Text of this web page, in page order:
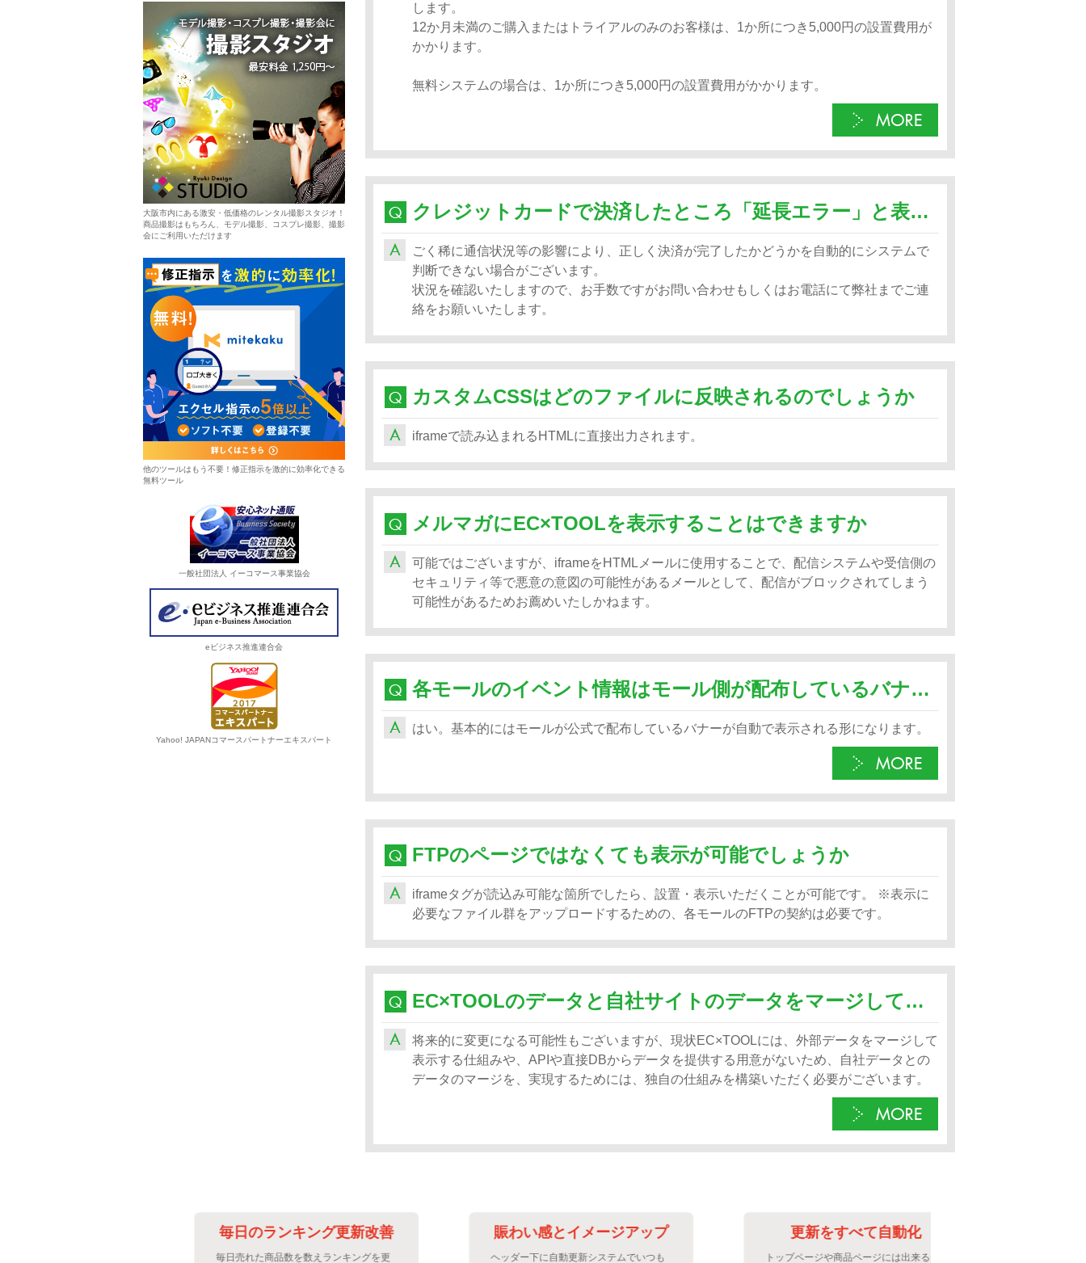
大阪市内にある激安・低価格のレンタル撮影スタジオ！
商品撮影はもちろん、モデル撮影、コスプレ撮影、撮影
会にご利用いただけます
他のツールはもう不要！修正指示を激的に効率化できる
無料ツール
一般社団法人 イーコマース事業協会
eビジネス推進連合会
Yahoo! JAPANコマースパートナーエキスパート
します。
12か月未満のご購入またはトライアルのみのお客様は、1か所につき5,000円の設置費用が
かかります。
無料システムの場合は、1か所につき5,000円の設置費用がかかります。
クレジットカードで決済したところ「延長エラー」と表示され期間が延長されません
ごく稀に通信状況等の影響により、正しく決済が完了したかどうかを自動的にシステムで
判断できない場合がございます。
状況を確認いたしますので、お手数ですがお問い合わせもしくはお電話にて弊社までご連
絡をお願いいたします。
カスタムCSSはどのファイルに反映されるのでしょうか
iframeで読み込まれるHTMLに直接出力されます。
メルマガにEC×TOOLを表示することはできますか
可能ではございますが、iframeをHTMLメールに使用することで、配信システムや受信側の
セキュリティ等で悪意の意図の可能性があるメールとして、配信がブロックされてしまう
可能性があるためお薦めいたしかねます。
各モールのイベント情報はモール側が配布しているバナーを自動で表示するようなものでしょうか
はい。基本的にはモールが公式で配布しているバナーが自動で表示される形になります。
FTPのページではなくても表示が可能でしょうか
iframeタグが読込み可能な箇所でしたら、設置・表示いただくことが可能です。 ※表示に
必要なファイル群をアップロードするための、各モールのFTPの契約は必要です。
EC×TOOLのデータと自社サイトのデータをマージして表示することはできますか
将来的に変更になる可能性もございますが、現状EC×TOOLには、外部データをマージして
表示する仕組みや、APIや直接DBからデータを提供する用意がないため、自社データとの
データのマージを、実現するためには、独自の仕組みを構築いただく必要がございます。
毎日のランキング更新改善
毎日売れた商品数を数えランキングを更
賑わい感とイメージアップ
ヘッダー下に自動更新システムでいつも
更新をすべて自動化
トップページや商品ページには出来るだ